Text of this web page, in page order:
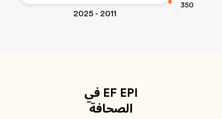
350
2011 - 2025
EF EPI في
الصحافة